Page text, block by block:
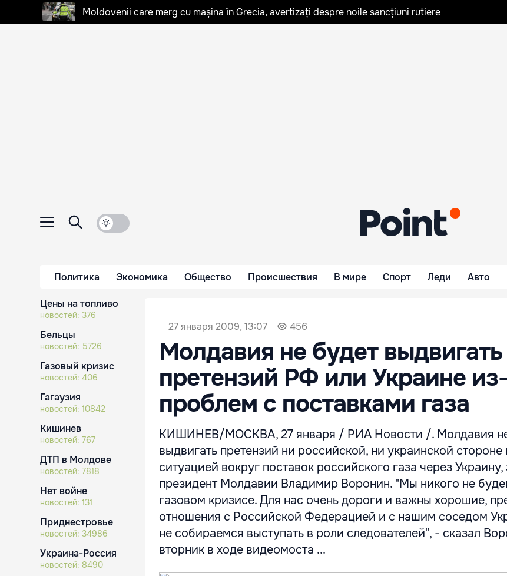
Moldovenii care merg cu mașina în Grecia, avertizați despre noile sancțiuni rutiere
Политика Экономика Общество Происшествия В мире Спорт Леди Авто
Цены на топливо
новостей: 376
Бельцы
новостей: 5726
Газовый кризис
новостей: 406
Гагаузия
новостей: 10842
Кишинев
новостей: 767
ДТП в Молдове
новостей: 7818
Нет войне
новостей: 131
Приднестровье
новостей: 34986
Украина-Россия
новостей: 8490
27 января 2009, 13:07 456
Молдавия не будет выдвигать
претензий РФ или Украине
проблем с поставками газа
КИШИНЕВ/МОСКВА, 27 января / РИА Новости /. Молдавия
выдвигать претензий ни российской, ни украинской стороне
ситуацией вокруг поставок российского газа через Украину,
президент Молдавии Владимир Воронин. "Мы никого не
газовом кризисе. Для нас очень дороги и важны хорошие,
отношения с Российской Федерацией и с нашим соседом
не собираемся выступать в роли следователей", - сказал
вторник в ходе видеомоста ...